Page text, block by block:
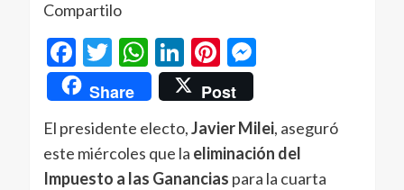
Compartilo
Facebook
Twitter
WhatsApp
LinkedIn
Pinterest
Messenger
Share Post
El presidente electo,Javier Milei, aseguró
este miércoles que la eliminación del
Impuesto a las Ganancias para la cuarta